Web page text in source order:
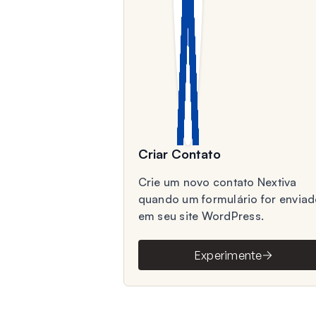
Criar Contato
Crie um novo contato Nextiva
quando um formulário for
em seu site WordPress.
Experimente